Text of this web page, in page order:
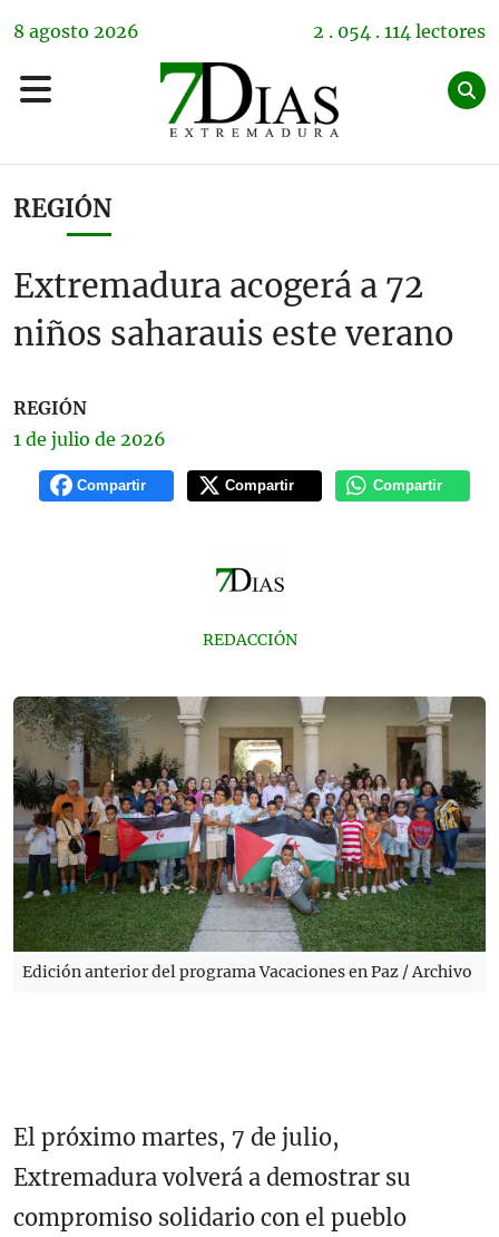
8 agosto 2026 2 . 054 . 114 lectores
REGIÓN
Extremadura acogerá a 72
niños saharauis este verano
REGIÓN
1 de julio de 2026
Compartir Compartir Compartir
REDACCIÓN
Edición anterior del programa Vacaciones en Paz / Archivo
El próximo martes, 7 de julio,
Extremadura volverá a demostrar su
compromiso solidario con el pueblo